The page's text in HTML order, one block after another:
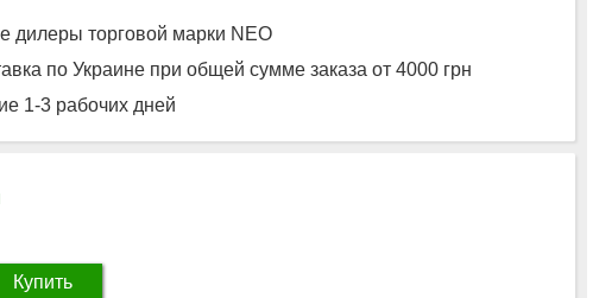
торговой марки NEO
по Украине при общей сумме заказа от 4000 грн
1-3 рабочих дней
Купить